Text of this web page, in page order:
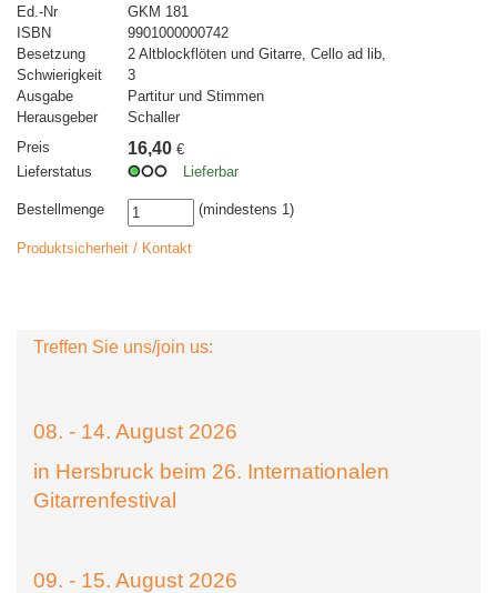
Ed.-Nr
GKM 181
ISBN
9901000000742
Besetzung
2 Altblockflöten und Gitarre, Cello ad lib,
Schwierigkeit
3
Ausgabe
Partitur und Stimmen
Herausgeber
Schaller
Preis
16,40 €
Lieferstatus
Lieferbar
Bestellmenge (mindestens 1)
Produktsicherheit / Kontakt
Treffen Sie uns/join us:
08. - 14. August 2026
in Hersbruck beim 26. Internationalen
Gitarrenfestival
09. - 15. August 2026